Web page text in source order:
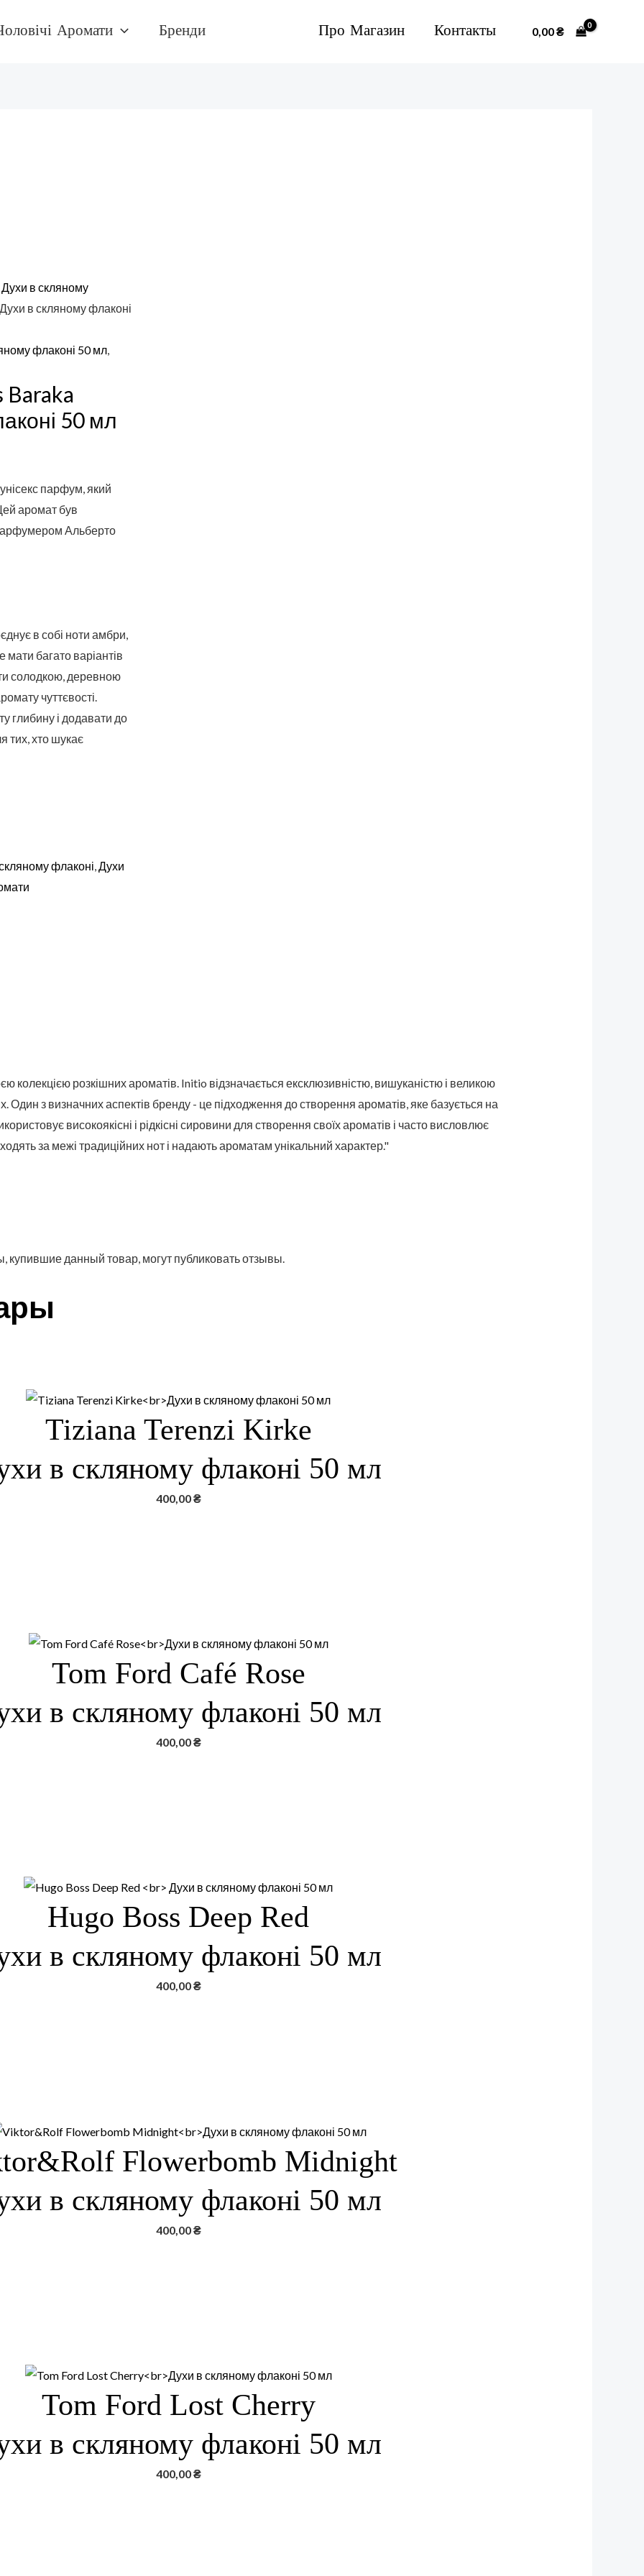
Аромати Бренди Про Магазин Контакты 0,00₴
Духи в скляному
в скляному флаконі
флаконі 50 мл,
50 мл
парфум, який
аромат був
Альберто
в собі ноти амбри,
багато варіантів
солодкою, деревною
чуттєвості.
глибину і додавати до
тих, хто шукає
флаконі Духи
колекцією розкішних ароматів. Initio відзначається ексклюзивністю, вишуканістю і великою
Один з визначних аспектів бренду - це підходження до створення ароматів, яке базується на
високоякісні і рідкісні сировини для створення своїх ароматів і часто висловлює
за межі традиційних нот і надають ароматам унікальний характер."
купившие данный товар, могут публиковать отзывы.
Tiziana Terenzi Kirke
в скляному флаконі 50 мл
400,00₴
Tom Ford Café Rose
в скляному флаконі 50 мл
400,00₴
Hugo Boss Deep Red
в скляному флаконі 50 мл
400,00₴
Flowerbomb Midnight
в скляному флаконі 50 мл
400,00₴
Tom Ford Lost Cherry
в скляному флаконі 50 мл
400,00₴